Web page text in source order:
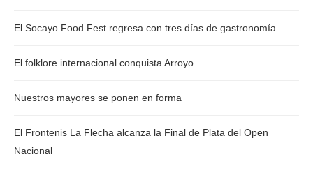
El Socayo Food Fest regresa con tres días de gastronomía
El folklore internacional conquista Arroyo
Nuestros mayores se ponen en forma
El Frontenis La Flecha alcanza la Final de Plata del Open
Nacional